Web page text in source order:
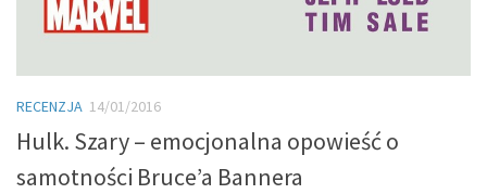
RECENZJA 14/01/2016
Hulk. Szary – emocjonalna opowieść o
samotności Bruce’a Bannera